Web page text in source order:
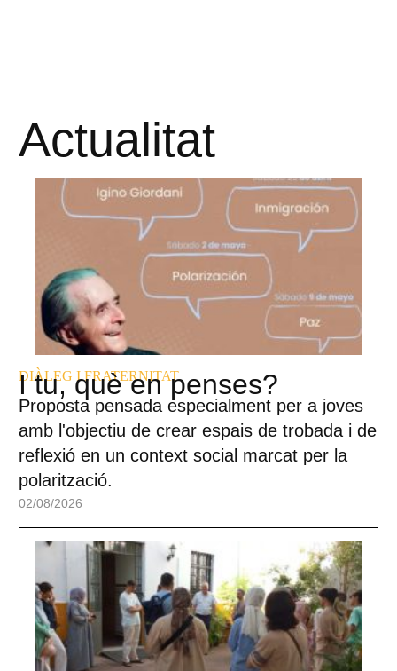
Actualitat
DIÀLEG I FRATERNITAT
I tu, què en penses?
Proposta pensada especialment per a joves
amb l'objectiu de crear espais de trobada i de
reflexió en un context social marcat per la
polarització.
02/08/2026